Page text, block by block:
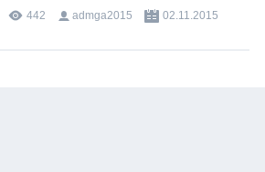
442 admga2015 02.11.2015